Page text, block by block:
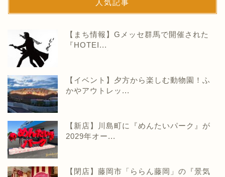
人気記事
【まち情報】Gメッセ群馬で開催された
『HOTEI...
【イベント】夕方から楽しむ動物園！ふ
かやアウトレッ...
【新店】川島町に『めんたいパーク』が
2029年オー...
【閉店】藤岡市「ららん藤岡」の『景気